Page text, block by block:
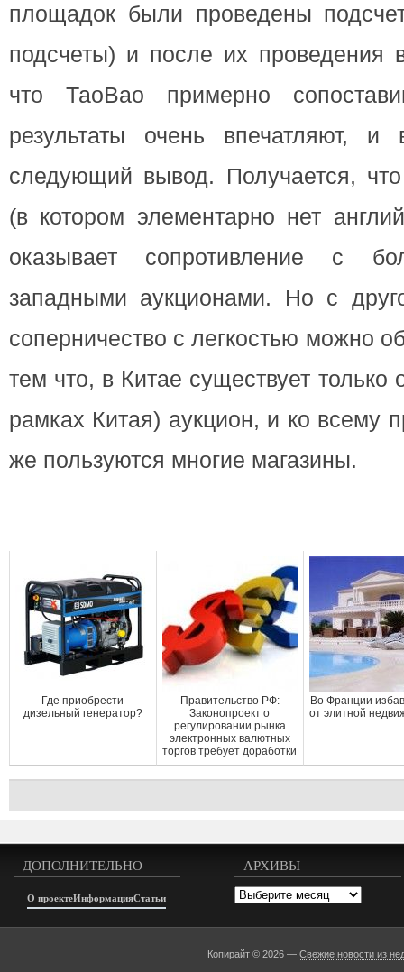
площадок были проведены
подсчеты) и после их проведения
что ТаоВао примерно
результаты очень впечатляют, и
следующий вывод. Получается, что
(в котором элементарно нет
оказывает сопротивление с
западными аукционами. Но с
соперничество с легкостью можно
тем что, в Китае существует
рамках Китая) аукцион, и ко всему
же пользуются многие магазины.
Где приобрести
дизельный генератор?
Правительство РФ:
Законопроект о
регулировании рынка
электронных валютных
торгов требует доработки
Во Франции
от элитной
ДОПОЛНИТЕЛЬНО
О проектеИнформацияСтатьи
АРХИВЫ
Архивы
Копирайт © 2026 —Свежие новости из